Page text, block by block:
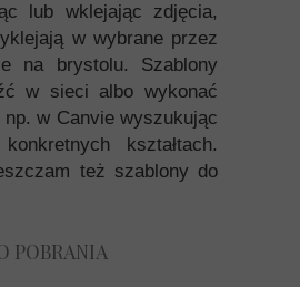
lub wklejając zdjęcia,
w wybrane przez
na brystolu. Szablony
w sieci albo wykonać
w Canvie wyszukując
kształtach.
też szablony do
POBRANIA